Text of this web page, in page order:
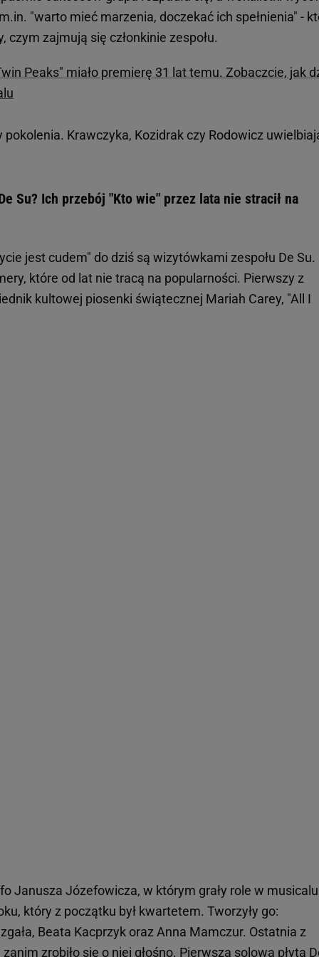
"warto mieć marzenia, doczekać ich spełnienia" -
czym zajmują się członkinie zespołu.
Peaks" miało premierę 31 lat temu. Zobaczcie, jak
pokolenia. Krawczyka, Kozidrak czy Rodowicz
Su? Ich przebój "Kto wie" przez lata nie stracił na
jest cudem" do dziś są wizytówkami zespołu De Su.
które od lat nie tracą na popularności. Pierwszy z
kultowej piosenki świątecznej Mariah Carey, "All I
Janusza Józefowicza, w którym grały role w musicalu
który z początku był kwartetem. Tworzyły go:
Beata Kacprzyk oraz Anna Mamczur. Ostatnia z
zrobiło się o niej głośno. Pierwsza solowa płyta